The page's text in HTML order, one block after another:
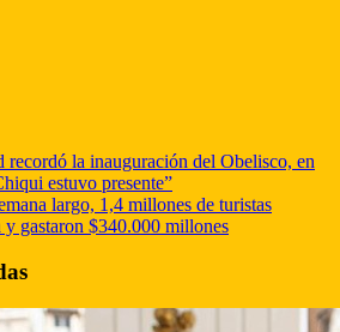
recordó la inauguración del Obelisco, en
estuvo presente”
largo, 1,4 millones de turistas
gastaron $340.000 millones